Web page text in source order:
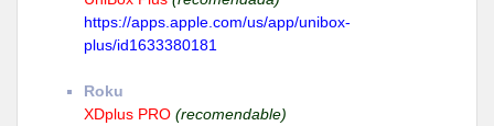
https://apps.apple.com/us/app/unibox-
plus/id1633380181
Roku
XDplus PRO (recomendable)